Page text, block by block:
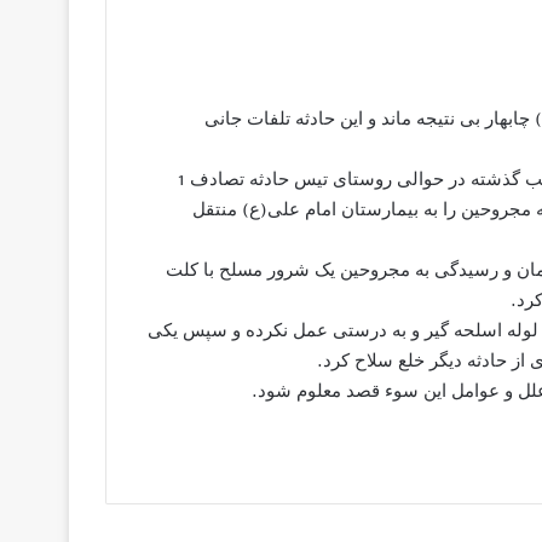
بی نتیجه ماند و این حادثه تلفات جانی
به گزارش سرویس حوادث عصر هامون به نقل از چهاربهاران، شب گذشته در حوالی روستای تیس حادثه تصادف 1
مجروحین را به بیمارستان امام علی(ع) منتقل
و رسیدگی به مجروحین یک شرور مسلح با کلت
لوله اسلحه گیر و به درستی عمل نکرده و سپس یکی
حادثه دیگر خلع سلاح کرد.
علل و عوامل این سوء قصد معلوم شود.